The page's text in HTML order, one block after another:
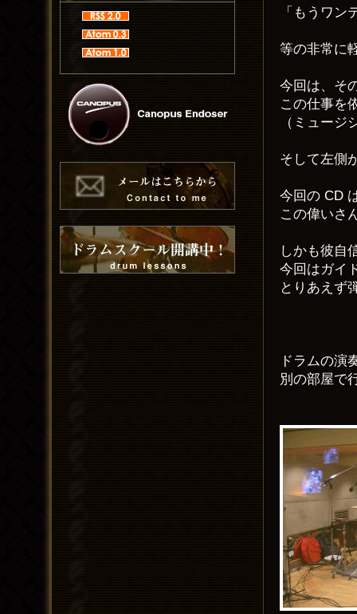
「もうワ
等の非常に
今回は、そ
この仕事を
（ミュー
そして左側
今回の CD
この偉いさ
しかも彼自
今回はガイ
とりあえず
ドラムの演
別の部屋で